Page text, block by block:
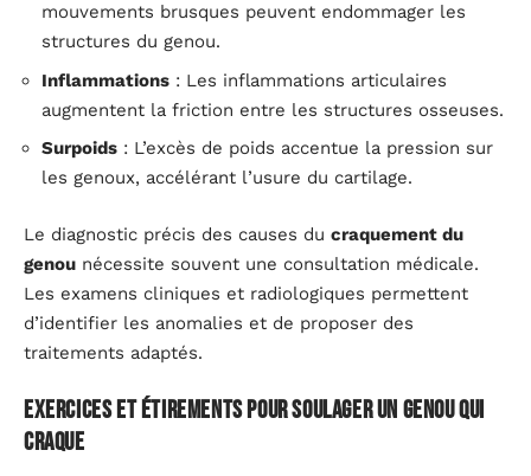
mouvements brusques peuvent endommager les
structures du genou.
Inflammations : Les inflammations articulaires
augmentent la friction entre les structures osseuses.
Surpoids : L’excès de poids accentue la pression sur
les genoux, accélérant l’usure du cartilage.
Le diagnostic précis des causes du craquement du
genou nécessite souvent une consultation médicale.
Les examens cliniques et radiologiques permettent
d’identifier les anomalies et de proposer des
traitements adaptés.
Exercices et étirements pour soulager un genou qui
craque